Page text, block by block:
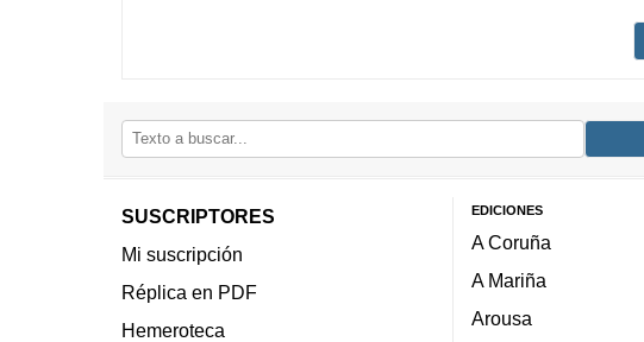
SUSCRIPTORES
Mi suscripción
Réplica en PDF
Hemeroteca
EDICIONES
A Coruña
A Mariña
Arousa